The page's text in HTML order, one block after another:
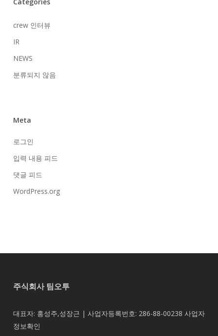
Categories
crew 인터뷰
IR
NEWS
분류되지 않음
Meta
로그인
입력 내용 피드
댓글 피드
WordPress.org
주식회사 팀오투
대표자: 홍성주,성장근 | 사업자등록번호: 286-88-00238 사업자
정보확인